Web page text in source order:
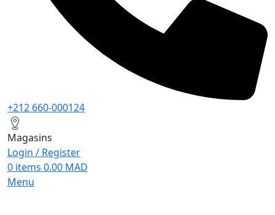
+212 660-000124
Magasins
Login / Register
0 items 0.00 MAD
Menu